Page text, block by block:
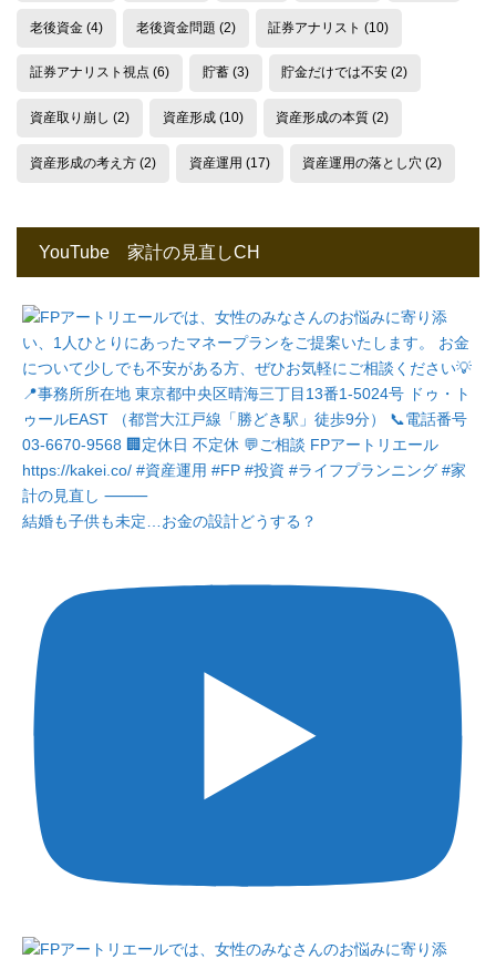
老後資金(4) 老後資金問題 (2) 証券アナリスト (10)
証券アナリスト視点 (6) 貯蓄(3) 貯金だけでは不安 (2)
資産取り崩し (2) 資産形成(10) 資産形成の本質 (2)
資産形成の考え方(2) 資産運用 (17) 資産運用の落とし穴 (2)
YouTube 家計の見直しCH
結婚も子供も未定…お金の設計どうする？